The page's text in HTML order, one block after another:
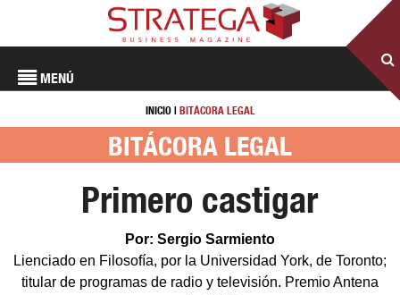
MENÚ
INICIO| BITÁCORA LEGAL
BITÁCORA LEGAL
Primero castigar
Por: Sergio Sarmiento
Lienciado en Filosofía, por la Universidad York, de Toronto;
titular de programas de radio y televisión. Premio Antena